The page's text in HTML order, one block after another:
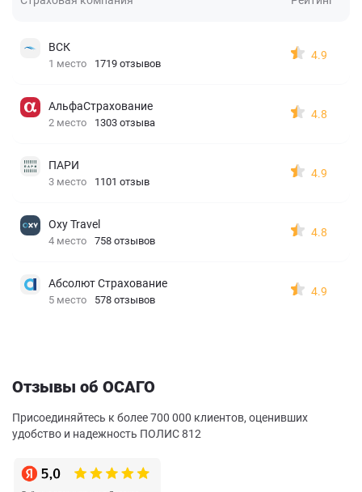
ВСК
1 место 1719 отзывов
4.9
АльфаСтрахование
2 место 1303 отзыва
4.8
ПАРИ
3 место 1101 отзыв
4.9
Oxy Travel
4 место 758 отзывов
4.8
Абсолют Страхование
5 место 578 отзывов
4.9
Отзывы об ОСАГО
Присоединяйтесь к более 700 000 клиентов, оценивших
удобство и надежность ПОЛИС 812